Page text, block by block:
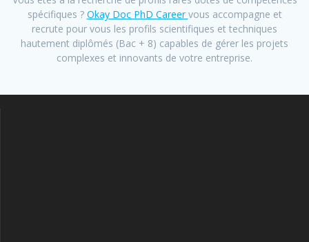
spécifiques ? Okay Doc PhD Career vous accompagne et
recrute pour vous les profils scientifiques et techniques
hautement diplômés (Bac + 8) capables de gérer les projets
complexes et innovants de votre entreprise.